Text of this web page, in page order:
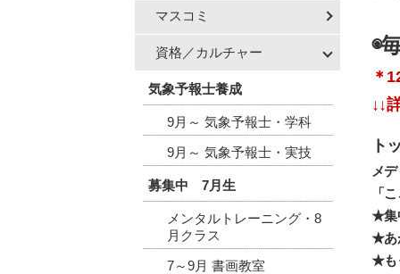
マスコミ
資格／カルチャー
気象予報士養成
9月～ 気象予報士・学科
9月～ 気象予報士・実技
募集中 7月生
メンタルトレーニング・8
月クラス
7～9月 書画教室
◉
＊
↓↓
ト
メ
「
★集
★あ
★も